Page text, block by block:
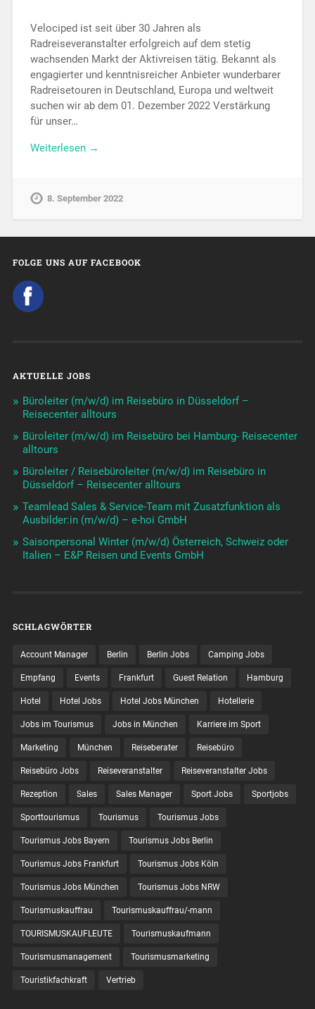
Velociped ist seit über 30 Jahren als
Radreiseveranstalter erfolgreich auf dem stetig
wachsenden Markt der Aktivreisen tätig. Bekannt als
engagierter und kenntnisreicher Anbieter wunderbarer
Radreisetouren in Deutschland, Europa und weltweit
suchen wir ab dem 01. Dezember 2022 Verstärkung
für unser…
Weiterlesen →
8. September 2022
FOLGE UNS AUF FACEBOOK
AKTUELLE JOBS
Büroleiter (m/w/d) im Reisebüro in Düsseldorf –
Reisecenter alltours
Büroleiter (m/w/d) im Reisebüro bei Hamburg- Reisecenter
alltours
Büroleiter / Reisebüroleiter (m/w/d) im Reisebüro in
Düsseldorf – Reisecenter alltours
Teamlead Sales & Service-Team mit Zusatzfunktion als
Ausbilder:in (m/w/d) – e-hoi GmbH
Saisonpersonal Winter (m/w/d) Österreich, Schweiz oder
Italien – E&P Reisen und Events GmbH
SCHLAGWÖRTER
Account Manager Berlin Berlin Jobs Camping Jobs
Empfang Events Frankfurt Guest Relation Hamburg
Hotel Hotel Jobs Hotel Jobs München Hotellerie
Jobs im Tourismus Jobs in München Karriere im Sport
Marketing München Reiseberater Reisebüro
Reisebüro Jobs Reiseveranstalter Reiseveranstalter Jobs
Rezeption Sales Sales Manager Sport Jobs Sportjobs
Sporttourismus Tourismus Tourismus Jobs
Tourismus Jobs Bayern Tourismus Jobs Berlin
Tourismus Jobs Frankfurt Tourismus Jobs Köln
Tourismus Jobs München Tourismus Jobs NRW
Tourismuskauffrau Tourismuskauffrau/-mann
TOURISMUSKAUFLEUTE Tourismuskaufmann
Tourismusmanagement Tourismusmarketing
Touristikfachkraft Vertrieb